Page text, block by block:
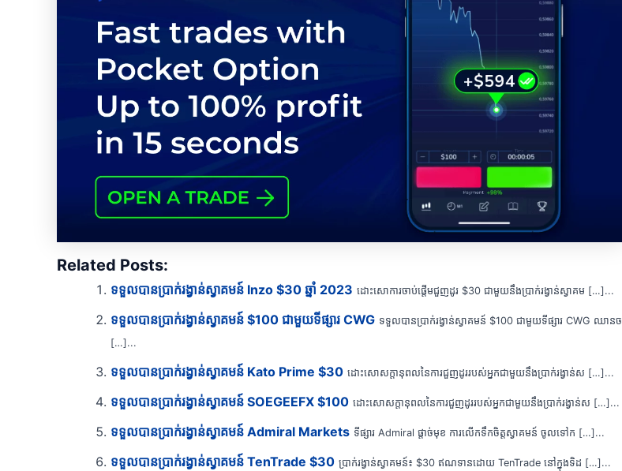
Related Posts:
ទទួលបានប្រាក់រង្វាន់ស្វាគមន៍ Inzo $30 ឆ្នាំ 2023 ដោះសោការចាប់ផ្តើមជួញដូរ $30 ជាមួយនឹងប្រាក់រង្វាន់ស្វាគម […]...
ទទួលបានប្រាក់រង្វាន់ស្វាគមន៍ $100 ជាមួយទីផ្សារ CWG ទទួលបានប្រាក់រង្វាន់ស្វាគមន៍ $100 ជាមួយទីផ្សារ CWG ឈានច
[…]...
ទទួលបានប្រាក់រង្វាន់ស្វាគមន៍ Kato Prime $30 ដោះសោសក្តានុពលនៃការជួញដូររបស់អ្នកជាមួយនឹងប្រាក់រង្វាន់ស […]...
ទទួលបានប្រាក់រង្វាន់ស្វាគមន៍ SOEGEEFX $100 ដោះសោសក្តានុពលនៃការជួញដូររបស់អ្នកជាមួយនឹងប្រាក់រង្វាន់ស […]...
ទទួលបានប្រាក់រង្វាន់ស្វាគមន៍ Admiral Markets ទីផ្សារ Admiral ផ្តាច់មុខ ការលើកទឹកចិត្តស្វាគមន៍ ចូលទៅក […]...
ទទួលបានប្រាក់រង្វាន់ស្វាគមន៍ TenTrade $30 ប្រាក់រង្វាន់ស្វាគមន៍៖ $30 ឥណទានដោយ TenTrade នៅក្នុងទិដ […]...